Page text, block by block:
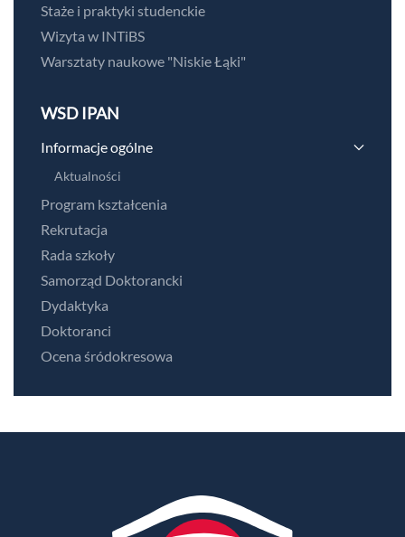
Staże i praktyki studenckie
Wizyta w INTiBS
Warsztaty naukowe "Niskie Łąki"
WSD IPAN
Informacje ogólne
Aktualności
Program kształcenia
Rekrutacja
Rada szkoły
Samorząd Doktorancki
Dydaktyka
Doktoranci
Ocena śródokresowa